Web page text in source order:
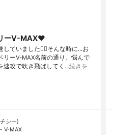
ーV-MAX❤︎
ていました😵‍💫そんな時に...お
リーV-MAX名前の通り、悩んで
速攻で吹き飛ばしてく…続きを
シー)
V-MAX